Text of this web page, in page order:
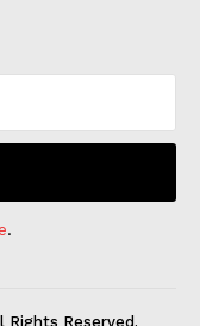
.
Rights Reserved.